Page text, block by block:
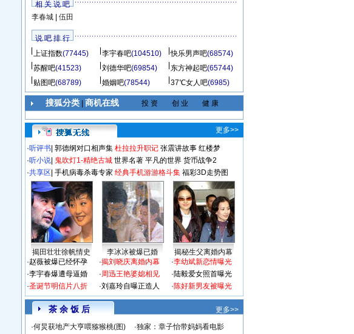
相 关 说 吧
李春城| 伍田
说 吧 排 行
上证指数(77445) 李宇春吧(104510) 快乐男声吧(68574)
苏醒吧(41523) 刘德华吧(69854) 东方神起吧(65744)
贴图吧(68789) 婚姻吧(78544) 37℃女人吧(6985)
搜狐分类| 商机在线 投 资 创 业 健 康
更多>>
·听评书 郭德纲对口相声集 杜拉拉升职记 张震讲故事 红楼梦
·听小说 鬼吹灯1-精绝古城 世界名著 平凡的世界 货币战争2
·共享区 手机病毒杀毒专家 经典手机游游格斗集 福彩3D走势图
揭田壮壮徐帆情史 李冰冰被爆已婚
揭秘生父离婚内幕
·赵薇被爆已经怀孕
·李宇春爆遭母逼婚
·圣诞节明信片八折
·揭刘晓庆离婚内幕
·周迅王艳婆媳相见
·刘嘉玲自曝正造人
·李幼斌新恋情曝光
·陆毅爱女照首曝光
·陈好新男友被曝光
茶 余 饭 后
更多>>
·何炅获地产大亨喂猕猴桃(图) ·独家：章子怡带妈妈看电影